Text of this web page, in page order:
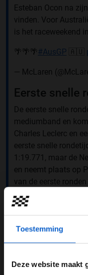
Toestemming
Deze website maakt
Esteban Ocon na
vinden. Voor
is het raceweekend
🌴🌴🌴#AusGP 🇦🇺
— McLaren
Eerste snelle
De eerste snelle
mediumband en
Charles Leclerc en
eerste snelle
1:19.771, maar de
en neemt plaats op
van de eerste
Nieuw-Zeelander de
coureur deelt het
doorrijden. Rookie
minuten de derde
daarmee drie